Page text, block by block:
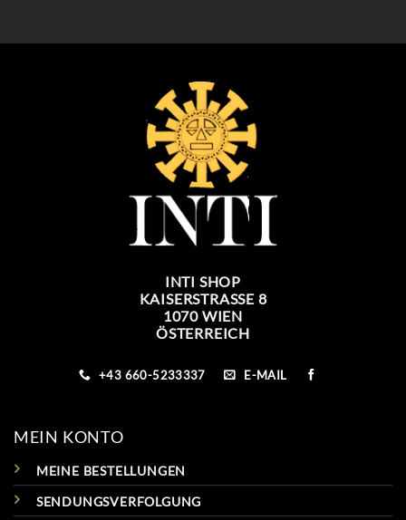
INTI SHOP
KAISERSTRASSE 8
1070 WIEN
ÖSTERREICH
+43 660-5233337 E-MAIL
MEIN KONTO
MEINE BESTELLUNGEN
SENDUNGSVERFOLGUNG